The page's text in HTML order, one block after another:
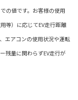
の値です。お客様の使用
等）に応じてEV走行距離
エアコンの使用状況や運転
残量に関わらずEV走行が